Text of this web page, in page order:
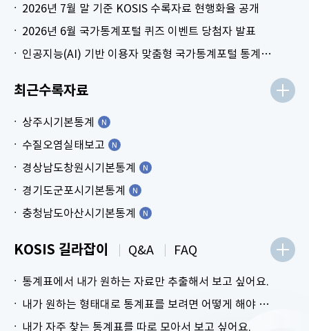
2026년 7월 말 기준 KOSIS 수록자료 현행화율 공개
2026년 6월 국가통계포털 퀴즈 이벤트 당첨자 발표
인공지능(AI) 기반 이용자 맞춤형 국가통계포털 통계표 생성 시범 서비스 안내
최근수록자료
상주시기본통계
수질오염실태보고
경상남도창원시기본통계
경기도군포시기본통계
충청남도아산시기본통계
KOSIS 길라잡이
통계표에서 내가 원하는 자료만 추출해서 보고 싶어요.
내가 원하는 형태대로 통계표를 보려면 어떻게 해야 하나요?
내가 자주 찾는 통계표를 따로 모아서 보고 싶어요.
Q&A FAQ